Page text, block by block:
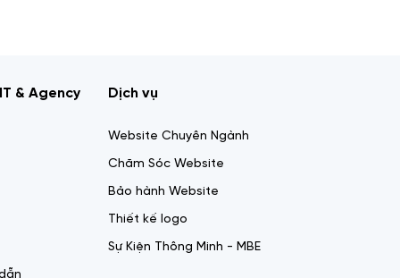
& Agency Dịch vụ
Website Chuyên Ngành
Chăm Sóc Website
Bảo hành Website
Thiết kế logo
Sự Kiện Thông Minh - MBE